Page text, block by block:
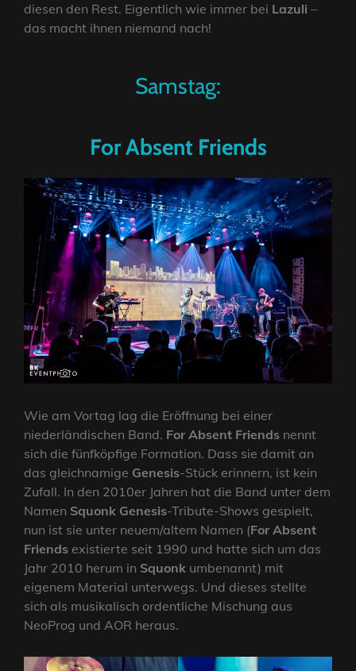
diesen den Rest. Eigentlich wie immer bei Lazuli –
das macht ihnen niemand nach!
Samstag:
For Absent Friends
Wie am Vortag lag die Eröffnung bei einer
niederländischen Band. For Absent Friends nennt
sich die fünfköpfige Formation. Dass sie damit an
das gleichnamige Genesis-Stück erinnern, ist kein
Zufall. In den 2010er Jahren hat die Band unter dem
Namen Squonk Genesis-Tribute-Shows gespielt,
nun ist sie unter neuem/altem Namen (For Absent
Friends existierte seit 1990 und hatte sich um das
Jahr 2010 herum in Squonk umbenannt) mit
eigenem Material unterwegs. Und dieses stellte
sich als musikalisch ordentliche Mischung aus
NeoProg und AOR heraus.